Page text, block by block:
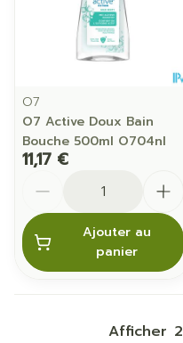
O7
O7 Active Doux Bain
Bouche 500ml O704nl
11,17 €
Ajouter au
panier
Afficher